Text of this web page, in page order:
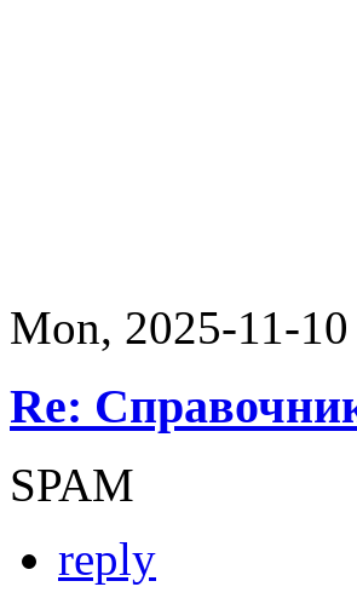
Mon, 2025-11-
Re:
SPAM
reply